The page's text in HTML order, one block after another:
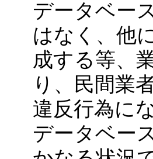
データベー
はなく、他
成する等、
り、民間業
違反行為に
データベー